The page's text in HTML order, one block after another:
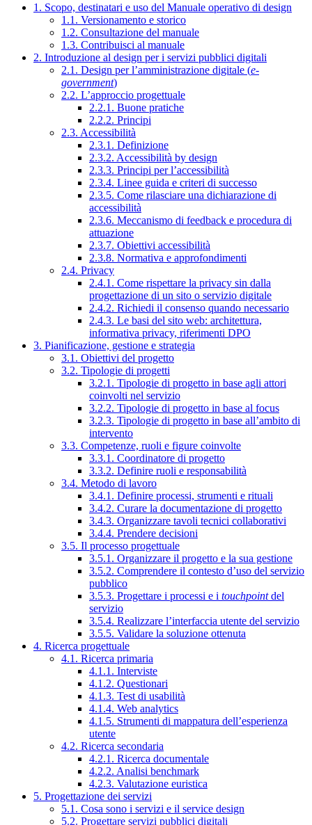
1. Scopo, destinatari e uso del Manuale operativo di design
1.1. Versionamento e storico
1.2. Consultazione del manuale
1.3. Contribuisci al manuale
2. Introduzione al design per i servizi pubblici digitali
2.1. Design per l’amministrazione digitale (e-
government)
2.2. L’approccio progettuale
2.2.1. Buone pratiche
2.2.2. Principi
2.3. Accessibilità
2.3.1. Definizione
2.3.2. Accessibilità by design
2.3.3. Principi per l’accessibilità
2.3.4. Linee guida e criteri di successo
2.3.5. Come rilasciare una dichiarazione di
accessibilità
2.3.6. Meccanismo di feedback e procedura di
attuazione
2.3.7. Obiettivi accessibilità
2.3.8. Normativa e approfondimenti
2.4. Privacy
2.4.1. Come rispettare la privacy sin dalla
progettazione di un sito o servizio digitale
2.4.2. Richiedi il consenso quando necessario
2.4.3. Le basi del sito web: architettura,
informativa privacy, riferimenti DPO
3. Pianificazione, gestione e strategia
3.1. Obiettivi del progetto
3.2. Tipologie di progetti
3.2.1. Tipologie di progetto in base agli attori
coinvolti nel servizio
3.2.2. Tipologie di progetto in base al focus
3.2.3. Tipologie di progetto in base all’ambito di
intervento
3.3. Competenze, ruoli e figure coinvolte
3.3.1. Coordinatore di progetto
3.3.2. Definire ruoli e responsabilità
3.4. Metodo di lavoro
3.4.1. Definire processi, strumenti e rituali
3.4.2. Curare la documentazione di progetto
3.4.3. Organizzare tavoli tecnici collaborativi
3.4.4. Prendere decisioni
3.5. Il processo progettuale
3.5.1. Organizzare il progetto e la sua gestione
3.5.2. Comprendere il contesto d’uso del servizio
pubblico
3.5.3. Progettare i processi e i touchpointdel
servizio
3.5.4. Realizzare l’interfaccia utente del servizio
3.5.5. Validare la soluzione ottenuta
4. Ricerca progettuale
4.1. Ricerca primaria
4.1.1. Interviste
4.1.2. Questionari
4.1.3. Test di usabilità
4.1.4. Web analytics
4.1.5. Strumenti di mappatura dell’esperienza
utente
4.2. Ricerca secondaria
4.2.1. Ricerca documentale
4.2.2. Analisi benchmark
4.2.3. Valutazione euristica
5. Progettazione dei servizi
5.1. Cosa sono i servizi e il service design
5.2. Progettare servizi pubblici digitali